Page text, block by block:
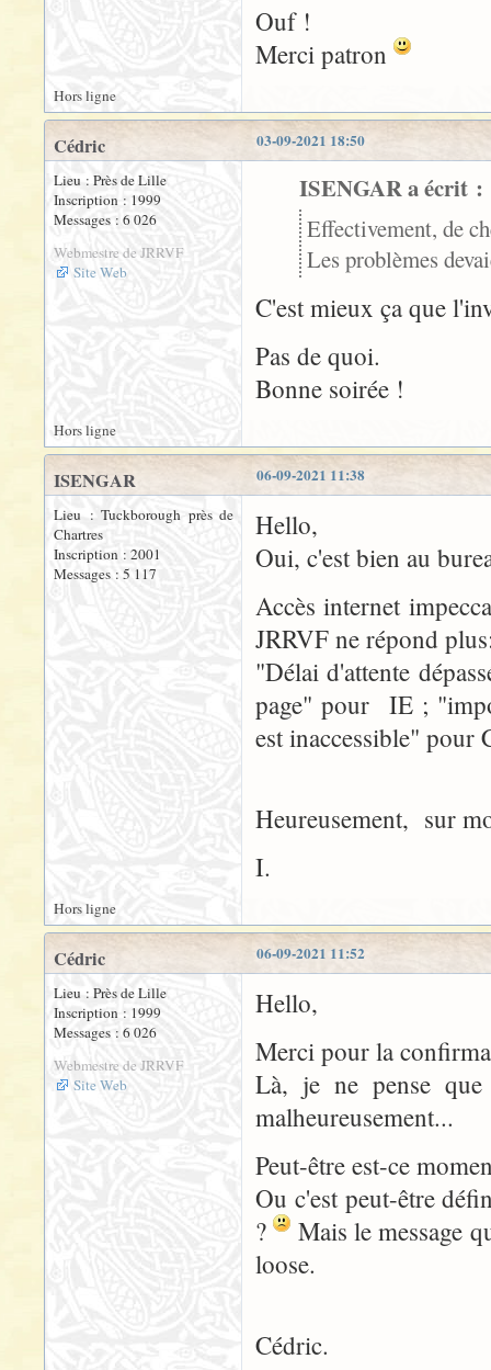
Ouf !
Merci patron
Hors ligne
03-09-2021 18:50
Cédric
Lieu : Près de Lille
Inscription : 1999
Messages : 6 026
Webmestre de JRRVF
Site Web
ISENGAR a écrit :
Effectivement, de
Les problèmes
C'est mieux ça que
Pas de quoi.
Bonne soirée !
Hors ligne
06-09-2021 11:38
ISENGAR
Lieu : Tuckborough près de
Chartres
Inscription : 2001
Messages : 5 117
Hello,
Oui, c'est bien au
Accès internet
JRRVF ne répond
"Délai d'attente
page" pour IE ;
est inaccessible" pour
Heureusement, sur
I.
Hors ligne
06-09-2021 11:52
Cédric
Lieu : Près de Lille
Inscription : 1999
Messages : 6 026
Webmestre de JRRVF
Site Web
Hello,
Merci pour la
Là, je ne pense
malheureusement...
Peut-être est-ce
Ou c'est peut-être
?
Mais le message
loose.
Cédric.